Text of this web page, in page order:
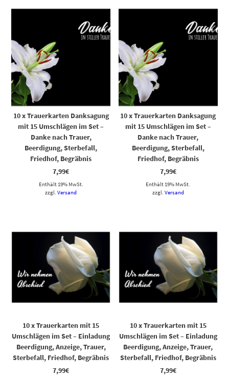
10 x Trauerkarten Danksagung
mit 15 Umschlägen im Set –
Danke nach Trauer,
Beerdigung, Sterbefall,
Friedhof, Begräbnis
7,99€
Enthält 19% MwSt.
zzgl.Versand
10 x Trauerkarten Danksagung
mit 15 Umschlägen im Set –
Danke nach Trauer,
Beerdigung, Sterbefall,
Friedhof, Begräbnis
7,99€
Enthält 19% MwSt.
zzgl. Versand
10 x Trauerkarten mit 15
Umschlägen im Set – Einladung
Beerdigung, Anzeige, Trauer,
Sterbefall, Friedhof, Begräbnis
7,99€
10 x Trauerkarten mit 15
Umschlägen im Set – Einladung
Beerdigung, Anzeige, Trauer,
Sterbefall, Friedhof, Begräbnis
7,99€